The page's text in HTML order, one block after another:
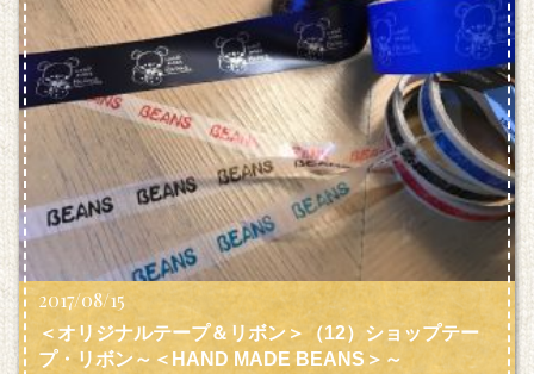
2017/08/15
＜オリジナルテープ＆リボン＞（12）ショップテー
プ・リボン～＜HAND MADE BEANS＞～